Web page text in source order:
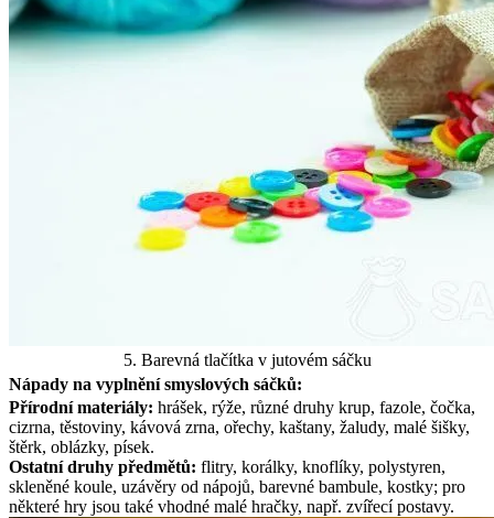
5. Barevná tlačítka v jutovém sáčku
Nápady na vyplnění smyslových sáčků:
Přírodní materiály: hrášek, rýže, různé druhy krup, fazole, čočka,
cizrna, těstoviny, kávová zrna, ořechy, kaštany, žaludy, malé šišky,
štěrk, oblázky, písek.
Ostatní druhy předmětů: flitry, korálky, knoflíky, polystyren,
skleněné koule, uzávěry od nápojů, barevné bambule, kostky; pro
některé hry jsou také vhodné malé hračky, např. zvířecí postavy.